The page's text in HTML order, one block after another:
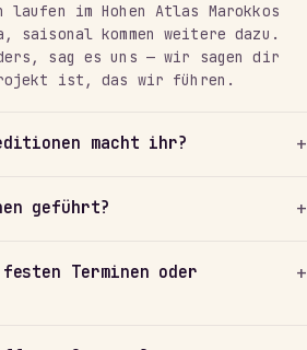
laufen im Hohen Atlas Marokkos
saisonal kommen weitere dazu.
sag es uns — wir sagen dir
ist, das wir führen.
macht ihr?
geführt?
Terminen oder